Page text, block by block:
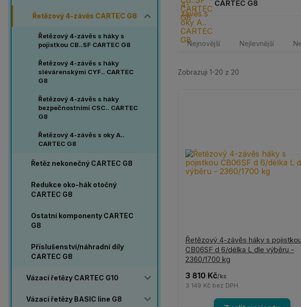
Řetězový 4-závěs CARTEC G8
Řetězový 4-závěs s háky s
pojistkou CB..SF CARTEC G8
Řetězový 4-závěs s háky
slévárenskými CYF.. CARTEC
G8
Řetězový 4-závěs s háky
bezpečnostními CSC.. CARTEC
G8
Řetězový 4-závěs s oky A..
CARTEC G8
Řetěz nekonečný CARTEC G8
Redukce oko-hák otočný
CARTEC G8
Ostatní komponenty CARTEC
G8
Příslušenství/náhradní díly
CARTEC G8
Vázací řetězy CARTEC G10
Vázací řetězy BASIC line G8
CARTEC G8
Nejnovější Nejlevnější
Zobrazuji 1-20 z 20
Řetězový 4-závěs háky s pojistkou
CB06SF d 6/délka L dle výběru -
2360/1700 kg
3 810 Kč/ks
3 149 Kč bez DPH